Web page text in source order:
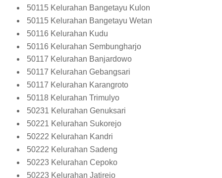
50115 Kelurahan Bangetayu Kulon
50115 Kelurahan Bangetayu Wetan
50116 Kelurahan Kudu
50116 Kelurahan Sembungharjo
50117 Kelurahan Banjardowo
50117 Kelurahan Gebangsari
50117 Kelurahan Karangroto
50118 Kelurahan Trimulyo
50231 Kelurahan Genuksari
50221 Kelurahan Sukorejo
50222 Kelurahan Kandri
50222 Kelurahan Sadeng
50223 Kelurahan Cepoko
50223 Kelurahan Jatirejo